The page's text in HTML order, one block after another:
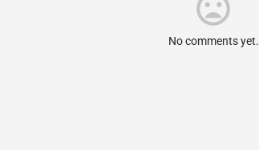
No comments yet.